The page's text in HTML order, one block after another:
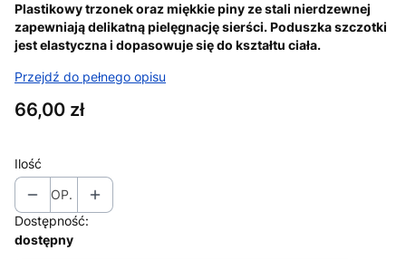
Plastikowy trzonek oraz miękkie piny ze stali nierdzewnej
zapewniają delikatną pielęgnację sierści. Poduszka szczotki
jest elastyczna i dopasowuje się do kształtu ciała.
Przejdź do pełnego opisu
Cena
66,00 zł
Ilość
OP.
Dostępność:
dostępny